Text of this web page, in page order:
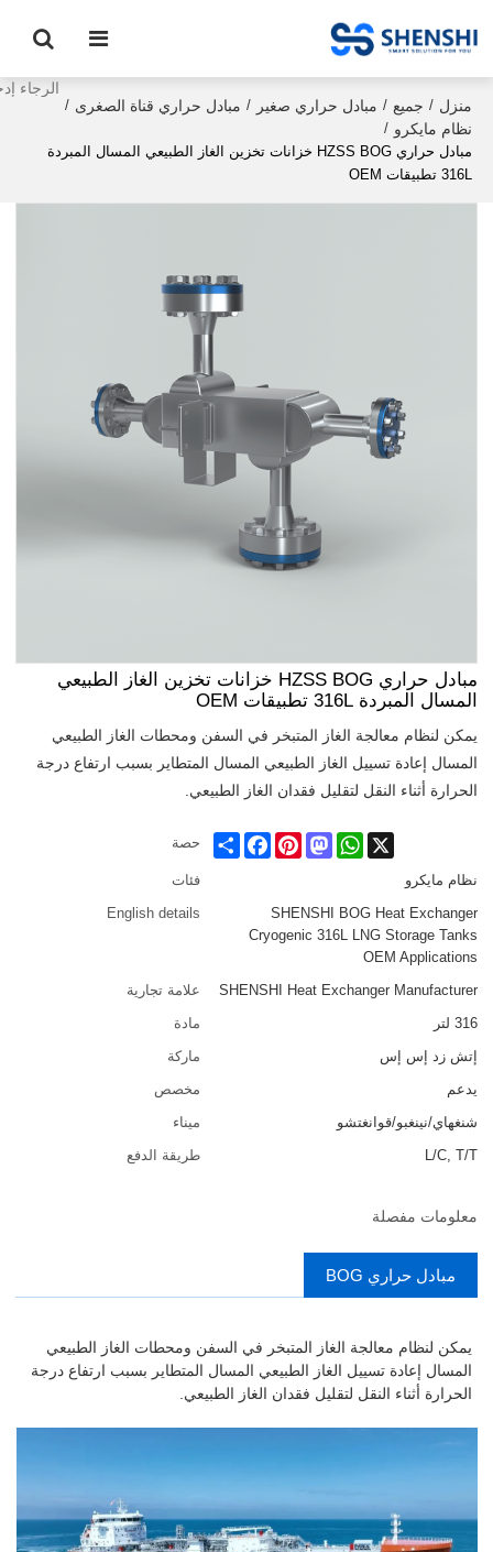
منزل / جميع / مبادل حراري صغير / مبادل حراري قناة الصغرى /
نظام مايكرو /
مبادل حراري HZSS BOG خزانات تخزين الغاز الطبيعي المسال المبردة
316L تطبيقات OEM
مبادل حراري HZSS BOG خزانات تخزين الغاز الطبيعي
المسال المبردة 316L تطبيقات OEM
يمكن لنظام معالجة الغاز المتبخر في السفن ومحطات الغاز الطبيعي
المسال إعادة تسييل الغاز الطبيعي المسال المتطاير بسبب ارتفاع درجة
الحرارة أثناء النقل لتقليل فقدان الغاز الطبيعي.
حصة Share
FacebookPinterestMastodon
WhatsApp X
فئات
نظام مايكرو
English details
SHENSHI BOG Heat Exchanger
Cryogenic 316L LNG Storage Tanks
OEM Applications
علامة تجارية
SHENSHI Heat Exchanger Manufacturer​
مادة
316 لتر
ماركة
إتش زد إس إس
مخصص
يدعم
ميناء
شنغهاي/نينغبو/قوانغتشو
طريقة الدفع
L/C, T/T
معلومات مفصلة
مبادل حراري BOG
يمكن لنظام معالجة الغاز المتبخر في السفن ومحطات الغاز الطبيعي
المسال إعادة تسييل الغاز الطبيعي المسال المتطاير بسبب ارتفاع درجة
الحرارة أثناء النقل لتقليل فقدان الغاز الطبيعي.